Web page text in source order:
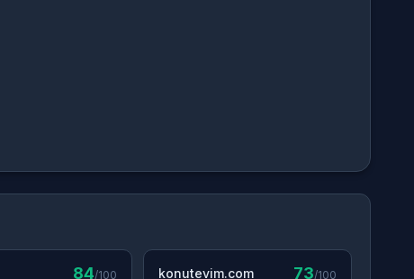
84/100 konutevim.com 73/100